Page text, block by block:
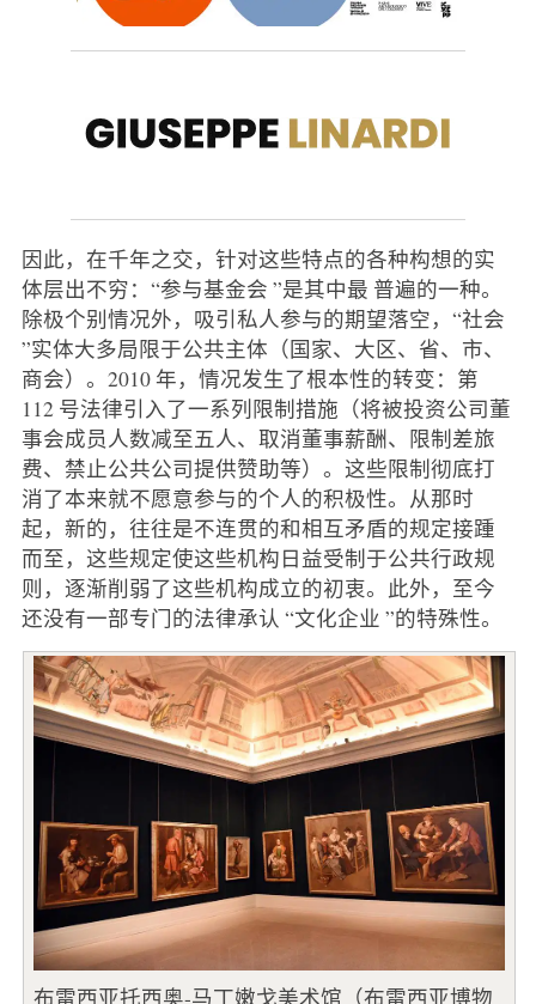
因此，在千年之交，针对这些特点的各种构想的实
体层出不穷：“参与基金会 ”是其中最 普遍的一种。
除极个别情况外，吸引私人参与的期望落空，“社会
”实体大多局限于公共主体（国家、大区、省、市、
商会）。2010 年，情况发生了根本性的转变：第
112 号法律引入了一系列限制措施（将被投资公司董
事会成员人数减至五人、取消董事薪酬、限制差旅
费、禁止公共公司提供赞助等）。这些限制彻底打
消了本来就不愿意参与的个人的积极性。从那时
起，新的，往往是不连贯的和相互矛盾的规定接踵
而至，这些规定使这些机构日益受制于公共行政规
则，逐渐削弱了这些机构成立的初衷。此外，至今
还没有一部专门的法律承认 “文化企业 ”的特殊性。
布雷西亚托西奥-马丁嫩戈美术馆（布雷西亚博物